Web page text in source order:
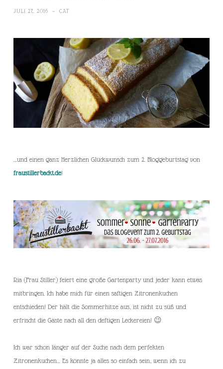
JULI 27, 2016 ~ CAT
…und einen ganz Herzlichen Glückwunsch zum 2. Bloggeburtstag von
fraustillerbackt.de!
Ria (Frau Stiller) feiert eine große Gartenparty und jeder kann etwas
mitbringen. Ich habe mich für einen saftigen Zitronenkuchen
entschieden! Der hält die Sommerhitze aus, ist nicht zu süß und
erfrischt die Gäste nach all den deftigen Leckereien! 😉
Ich war schon länger auf der Suche nach dem perfekten
Zitronenkuchen… Es könnte ja alles so einfach sein, wenn ich zu